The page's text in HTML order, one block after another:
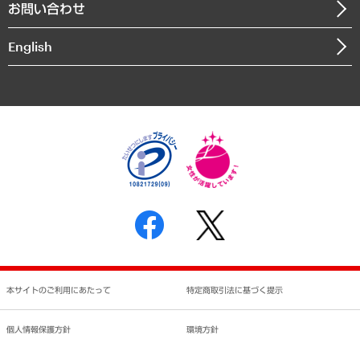
インドネシア現地法人
個人情報保護方針
反社会的勢力に対する基本方針
書面による個人情報の開示等の請求の手続きについて
お問い合わせ
English
本サイトのご利用にあたって 特定商取引法に基づく提示
個人情報保護方針 環境方針